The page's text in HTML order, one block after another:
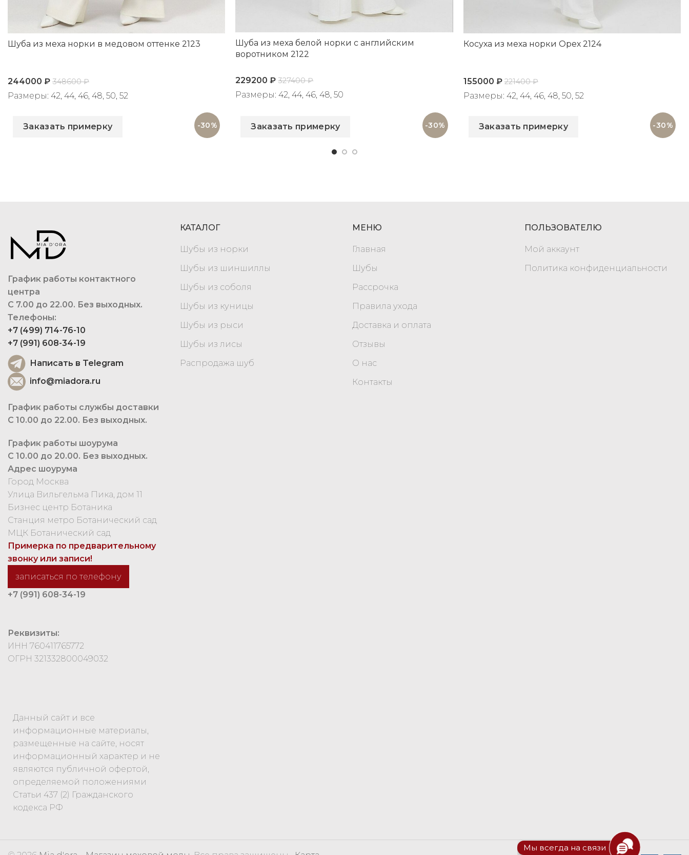
-30%
Шуба из меха норки в медовом оттенке 2123
244000 ₽ 348600₽
Размеры: 42, 44, 46, 48, 50, 52
Заказать примерку
-30%
Шуба из меха белой норки с английским
воротником 2122
229200₽ 327400₽
Размеры: 42, 44, 46, 48, 50
Заказать примерку
-30%
Косуха из меха норки Орех 2124
155000 ₽ 221400₽
Размеры: 42, 44, 46, 48, 50, 52
Заказать примерку
График работы контактного
центра
С 7.00 до 22.00. Без выходных.
Телефоны:
+7 (499) 714-76-10
+7 (991) 608-34-19
Написать в Telegram
info@miadora.ru
График работы службы доставки
С 10.00 до 22.00. Без выходных.
График работы шоурума
С 10.00 до 20.00. Без выходных.
Адрес шоурума
Город Москва
Улица Вильгельма Пика, дом 11
Бизнес центр Ботаника
Станция метро Ботанический сад
МЦК Ботанический сад
Примерка по предварительному
звонку или записи!
записаться по телефону
+7 (991) 608-34-19
Реквизиты:
ИНН 760411765772
ОГРН 321332800049032
Данный сайт и все
информационные материалы,
размещенные на сайте, носят
информационный характер и не
являются публичной офертой,
определяемой положениями
Статьи 437 (2) Гражданского
кодекса РФ
КАТАЛОГ
Шубы из норки
Шубы из шиншиллы
Шубы из соболя
Шубы из куницы
Шубы из рыси
Шубы из лисы
Распродажа шуб
МЕНЮ
Главная
Шубы
Рассрочка
Правила ухода
Доставка и оплата
Отзывы
О нас
Контакты
ПОЛЬЗОВАТЕЛЮ
Мой аккаунт
Политика конфиденциальности
Мы всегда на связи